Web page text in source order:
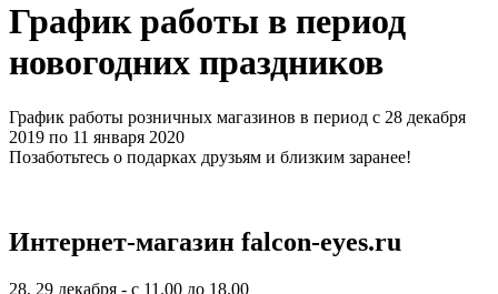
График работы в период
новогодних праздников
График работы розничных магазинов в период с 28 декабря
2019 по 11 января 2020
Позаботьтесь о подарках друзьям и близким заранее!
Интернет-магазин falcon-eyes.ru
28, 29 декабря - с 11.00 до 18.00